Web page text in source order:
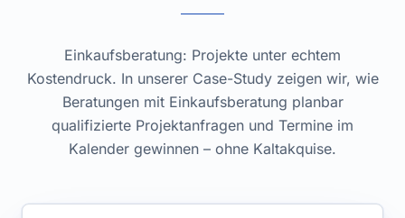
Einkaufsberatung: Projekte unter echtem
Kostendruck. In unserer Case-Study zeigen wir, wie
Beratungen mit Einkaufsberatung planbar
qualifizierte Projektanfragen und Termine im
Kalender gewinnen – ohne Kaltakquise.